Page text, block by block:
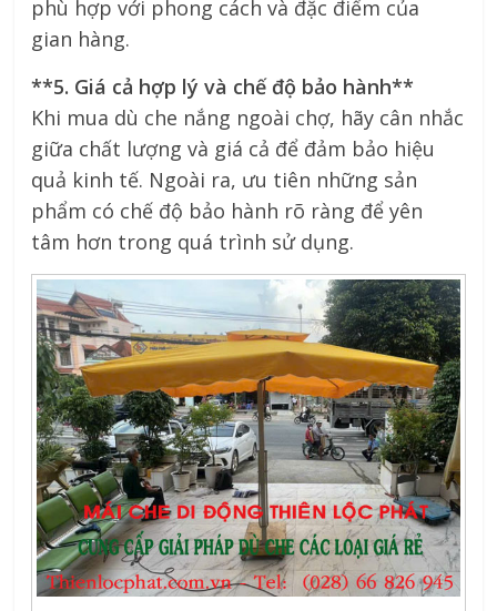
phù hợp với phong cách và đặc điểm của
gian hàng.
**5. Giá cả hợp lý và chế độ bảo hành**
Khi mua dù che nắng ngoài chợ, hãy cân nhắc
giữa chất lượng và giá cả để đảm bảo hiệu
quả kinh tế. Ngoài ra, ưu tiên những sản
phẩm có chế độ bảo hành rõ ràng để yên
tâm hơn trong quá trình sử dụng.